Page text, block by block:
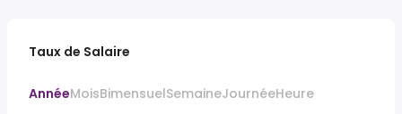
Taux de Salaire
AnnéeMoisBimensuelSemaineJournéeHeure